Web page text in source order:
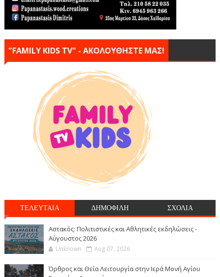
"FAMILY KIDS TV" - ΑΚΟΛΟΥΘΗΣΤΕ ΜΑΣ!
ΤΕΛΕΥΤΑΙΑ ΔΗΜΟΦΙΛΗ ΣΧΟΛΙΑ
Αστακός: Πολιτιστικές και Αθλητικές εκδηλώσεις -
Αύγουστος 2026
Unknown Aug 07, 2026
Όρθρος και Θεία Λειτουργία στην Ιερά Μονή Αγίου